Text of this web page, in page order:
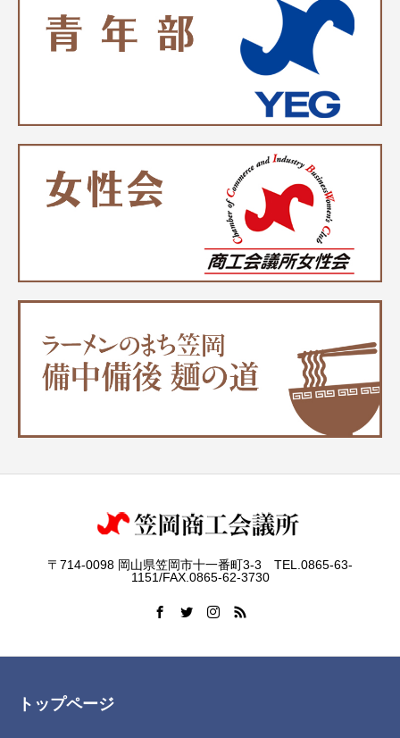
〒714-0098 岡山県笠岡市十一番町3-3 TEL.0865-63-
1151/FAX.0865-62-3730
トップページ